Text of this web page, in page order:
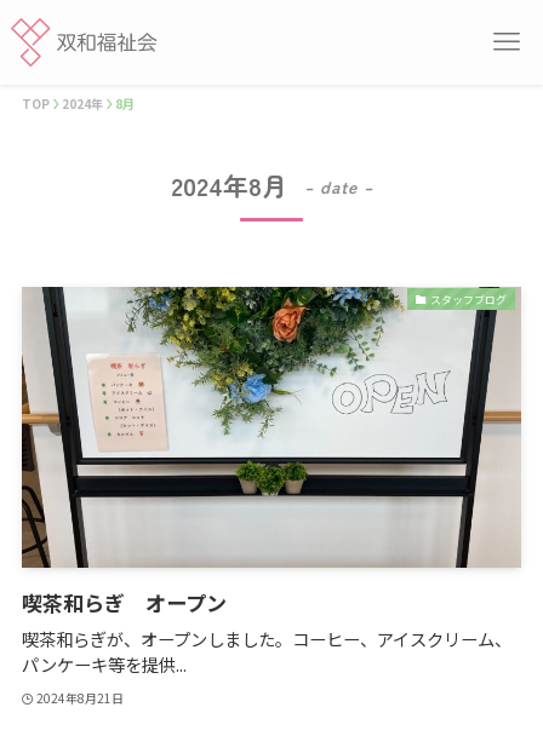
TOP 2024年 8月
2024年8月 – date –
スタッフブログ
喫茶和らぎ オープン
喫茶和らぎが、オープンしました。コーヒー、アイスクリーム、
パンケーキ等を提供...
2024年8月21日